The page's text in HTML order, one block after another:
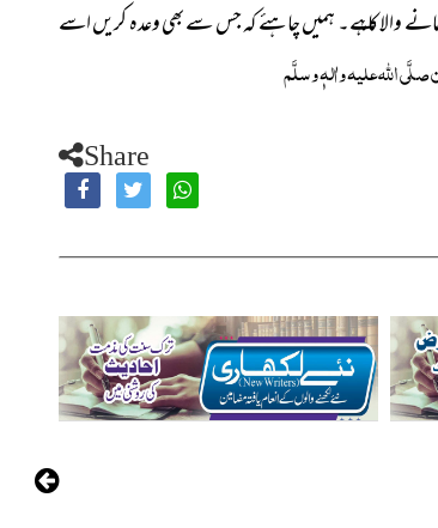
والا کامہے۔ ہمیں چاہئے کہ جس سے بھی وعدہ کریں اسے
صلَّی اللہ علیہ واٰلہٖ وسلَّم
Share